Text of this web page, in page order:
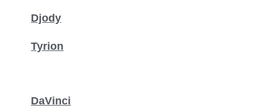
Djody
Tyrion
DaVinci